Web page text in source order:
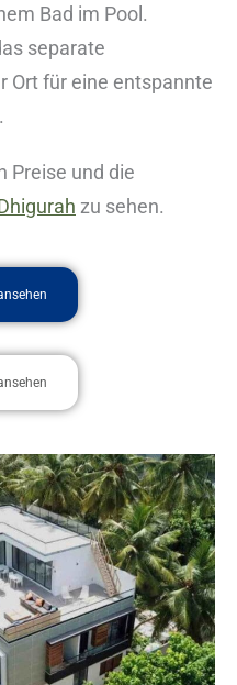
Bad im Pool.
separate
Ort für eine entspannte
Preise und die
zu sehen.